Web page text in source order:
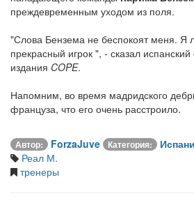
преждевременным уходом из поля.
"Слова Бензема не беспокоят меня. Я
прекрасный игрок ", - сказал
издания COPE.
Напомним, во время мадридского
француза, что его очень расстроило.
Автор: ForzaJuve Категория:
Реал М.
тренеры